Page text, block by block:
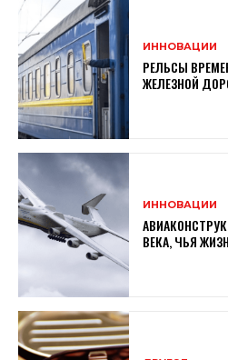
ИННОВАЦИИ
РЕЛЬСЫ
ЖЕЛЕЗНОЙ
ИННОВАЦИИ
ВЕКА, ЧЬЯ